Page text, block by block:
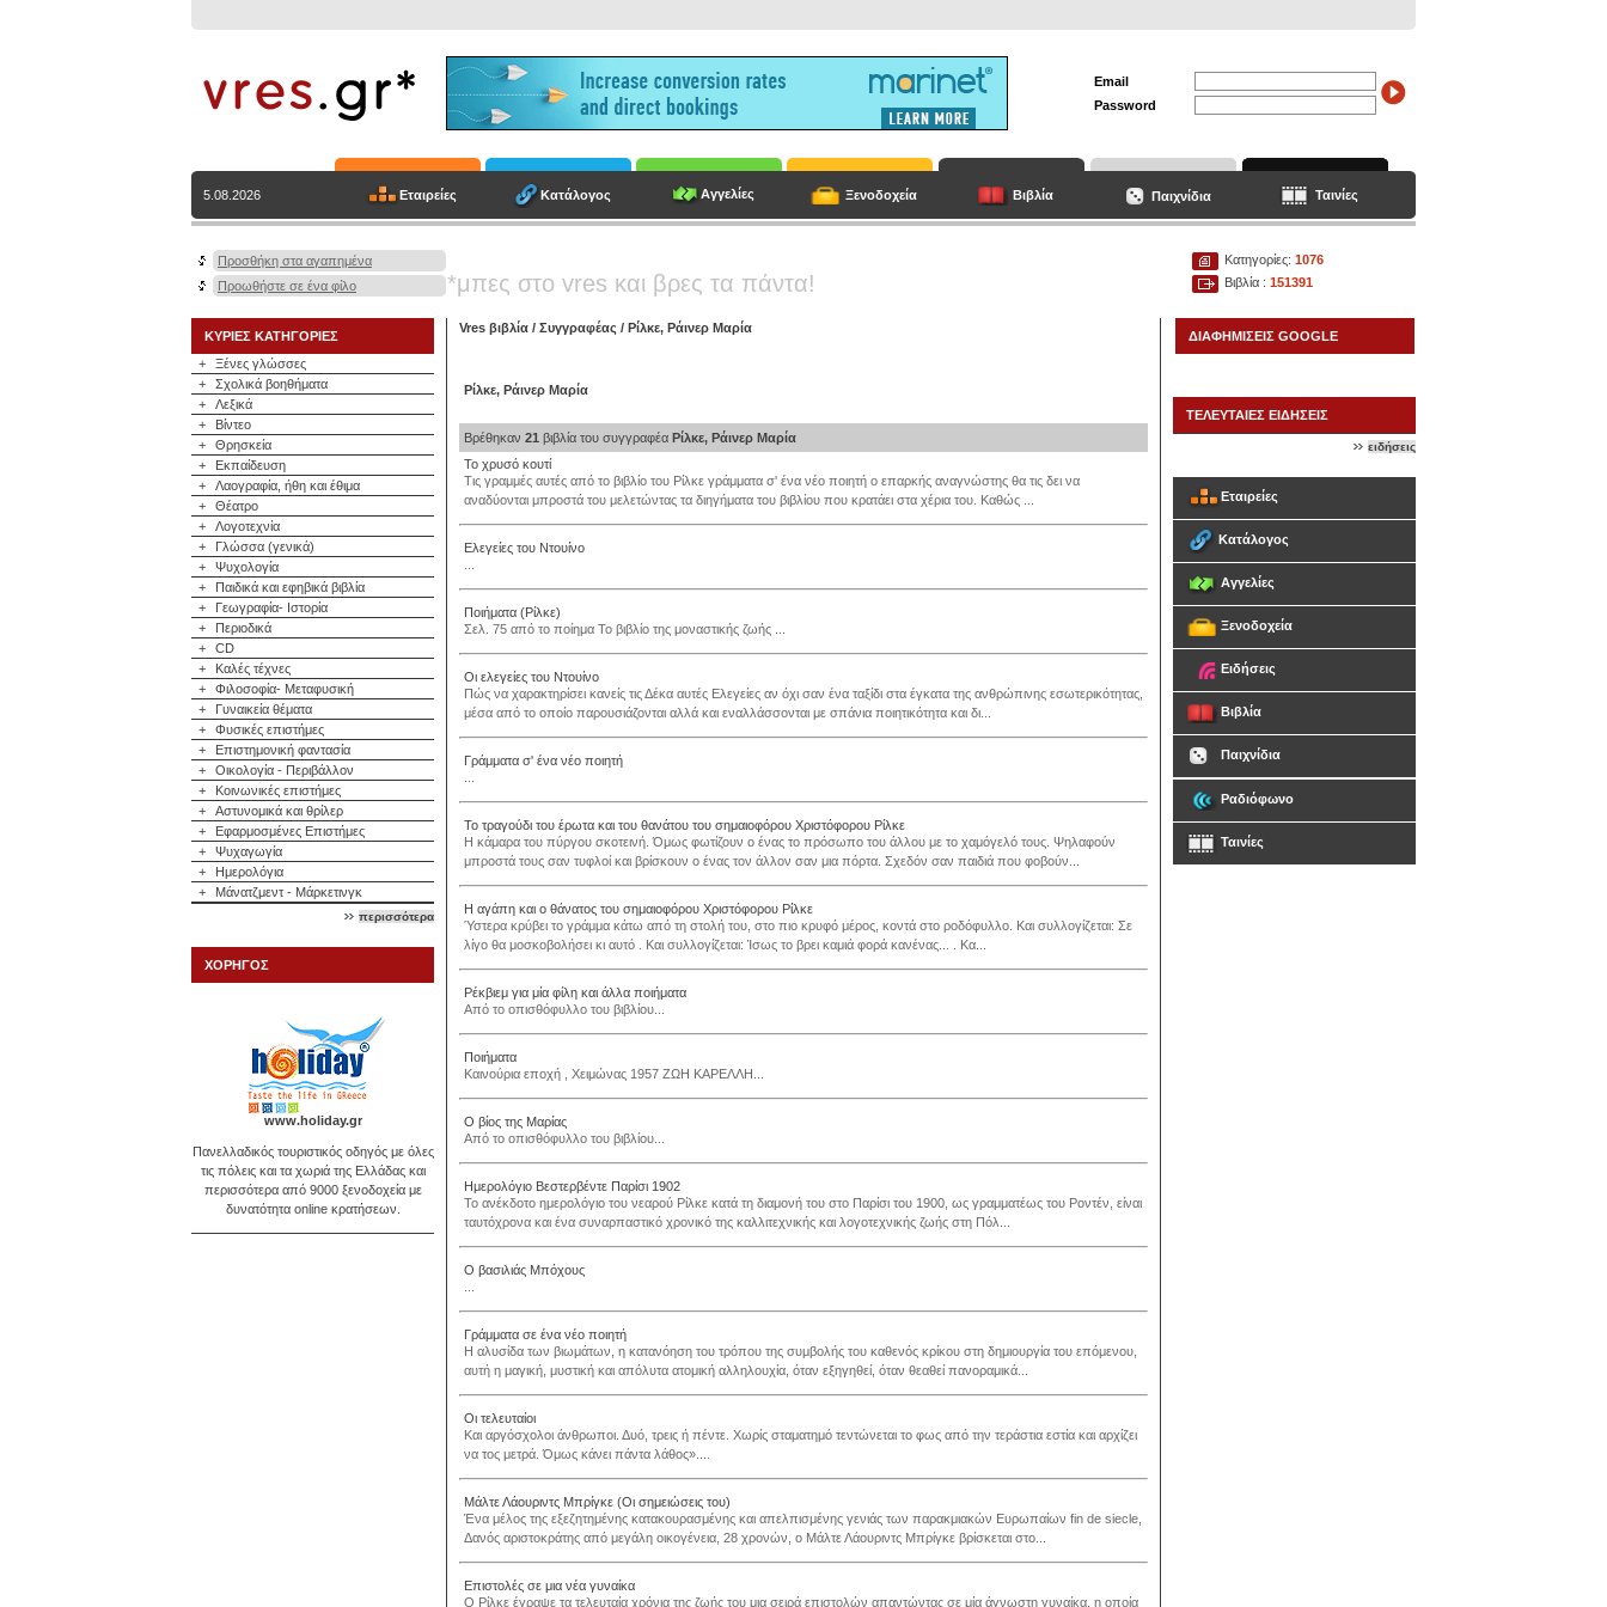
Email
Password
5.08.2026 Εταιρείες Κατάλογος Αγγελίες Ξενοδοχεία Βιβλία Παιχνίδια Ταινίες
Προσθήκη στα αγαπημένα
Προωθήστε σε ένα φίλο
*μπες στο vres και βρες τα πάντα!
Κατηγορίες: 1076
Βιβλία : 151391
ΚΥΡΙΕΣ ΚΑΤΗΓΟΡΙΕΣ
+
Ξένες γλώσσες
+
Σχολικά βοηθήματα
+
Λεξικά
+
Βίντεο
+
Θρησκεία
+
Εκπαίδευση
+
Λαογραφία, ήθη και έθιμα
+
Θέατρο
+
Λογοτεχνία
+
Γλώσσα (γενικά)
+
Ψυχολογία
+
Παιδικά και εφηβικά βιβλία
+
Γεωγραφία- Ιστορία
+
Περιοδικά
+
CD
+
Καλές τέχνες
+
Φιλοσοφία- Μεταφυσική
+
Γυναικεία θέματα
+
Φυσικές επιστήμες
+
Επιστημονική φαντασία
+
Οικολογία - Περιβάλλον
+
Κοινωνικές επιστήμες
+
Αστυνομικά και θρίλερ
+
Εφαρμοσμένες Επιστήμες
+
Ψυχαγωγία
+
Ημερολόγια
+
Μάνατζμεντ - Μάρκετινγκ
περισσότερα
ΧΟΡΗΓΟΣ
www.holiday.gr
Πανελλαδικός τουριστικός οδηγός με όλες
τις πόλεις και τα χωριά της Ελλάδας και
περισσότερα από 9000 ξενοδοχεία με
δυνατότητα online κρατήσεων.
Vres βιβλία / Συγγραφέας / Ρίλκε, Ράινερ Μαρία
Ρίλκε, Ράινερ Μαρία
Βρέθηκαν 21 βιβλία του συγγραφέα Ρίλκε, Ράινερ Μαρία
Το χρυσό κουτί
Τις γραμμές αυτές από το βιβλίο του Ρίλκε γράμματα σ' ένα νέο ποιητή ο επαρκής αναγνώστης θα τις δει να
αναδύονται μπροστά του μελετώντας τα διηγήματα του βιβλίου που κρατάει στα χέρια του. Καθώς ...
Ελεγείες του Ντουίνο
Ποιήματα (Ρίλκε)
Σελ. 75 από το ποίημα Το βιβλίο της μοναστικής ζωής ...
Οι ελεγείες του Ντουίνο
Πώς να χαρακτηρίσει κανείς τις Δέκα αυτές Ελεγείες αν όχι σαν ένα ταξίδι στα έγκατα της ανθρώπινης εσωτερικότητας,
μέσα από το οποίο παρουσιάζονται αλλά και εναλλάσσονται με σπάνια ποιητικότητα και δι...
Γράμματα σ' ένα νέο ποιητή
Το τραγούδι του έρωτα και του θανάτου του σημαιοφόρου Χριστόφορου Ρίλκε
Η κάμαρα του πύργου σκοτεινή. Όμως φωτίζουν ο ένας το πρόσωπο του άλλου με το χαμόγελό τους. Ψηλαφούν
μπροστά τους σαν τυφλοί και βρίσκουν ο ένας τον άλλον σαν μια πόρτα. Σχεδόν σαν παιδιά που φοβούν...
Η αγάπη και ο θάνατος του σημαιοφόρου Χριστόφορου Ρίλκε
Ύστερα κρύβει το γράμμα κάτω από τη στολή του, στο πιο κρυφό μέρος, κοντά στο ροδόφυλλο. Και συλλογίζεται: Σε
λίγο θα μοσκοβολήσει κι αυτό . Και συλλογίζεται: Ίσως το βρει καμιά φορά κανένας... . Κα...
Ρέκβιεμ για μία φίλη και άλλα ποιήματα
Από το οπισθόφυλλο του βιβλίου...
Ποιήματα
Καινούρια εποχή , Χειμώνας 1957 ΖΩΗ ΚΑΡΕΛΛΗ...
Ο βίος της Μαρίας
Από το οπισθόφυλλο του βιβλίου...
Ημερολόγιο Βεστερβέντε Παρίσι 1902
Το ανέκδοτο ημερολόγιο του νεαρού Ρίλκε κατά τη διαμονή του στο Παρίσι του 1900, ως γραμματέως του Ροντέν, είναι
ταυτόχρονα και ένα συναρπαστικό χρονικό της καλλιτεχνικής και λογοτεχνικής ζωής στη Πόλ...
Ο βασιλιάς Μπόχους
Γράμματα σε ένα νέο ποιητή
Η αλυσίδα των βιωμάτων, η κατανόηση του τρόπου της συμβολής του καθενός κρίκου στη δημιουργία του επόμενου,
αυτή η μαγική, μυστική και απόλυτα ατομική αλληλουχία, όταν εξηγηθεί, όταν θεαθεί πανοραμικά...
Οι τελευταίοι
Και αργόσχολοι άνθρωποι. Δυό, τρεις ή πέντε. Χωρίς σταματημό τεντώνεται το φως από την τεράστια εστία και αρχίζει
να τος μετρά. Όμως κάνει πάντα λάθος»....
Μάλτε Λάουριντς Μπρίγκε (Οι σημειώσεις του)
Ένα μέλος της εξεζητημένης κατακουρασμένης και απελπισμένης γενιάς των παρακμιακών Ευρωπαίων fin de siecle,
Δανός αριστοκράτης από μεγάλη οικογένεια, 28 χρονών, ο Μάλτε Λάουριντς Μπρίγκε βρίσκεται στο...
Επιστολές σε μια νέα γυναίκα
Ο Ρίλκε έγραψε τα τελευταία χρόνια της ζωής του μια σειρά επιστολών απαντώντας σε μία άγνωστη γυναίκα, η οποία
ΔΙΑΦΗΜΙΣΕΙΣ GOOGLE
ΤΕΛΕΥΤΑΙΕΣ ΕΙΔΗΣΕΙΣ
ειδήσεις
Εταιρείες
Κατάλογος
Αγγελίες
Ξενοδοχεία
Ειδήσεις
Βιβλία
Παιχνίδια
Ραδιόφωνο
Ταινίες